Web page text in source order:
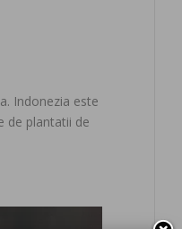
Indonezia este
de plantatii de